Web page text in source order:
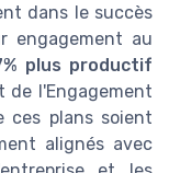
dans le succès
engagement au
plus productif
de l'Engagement
ces plans soient
alignés avec